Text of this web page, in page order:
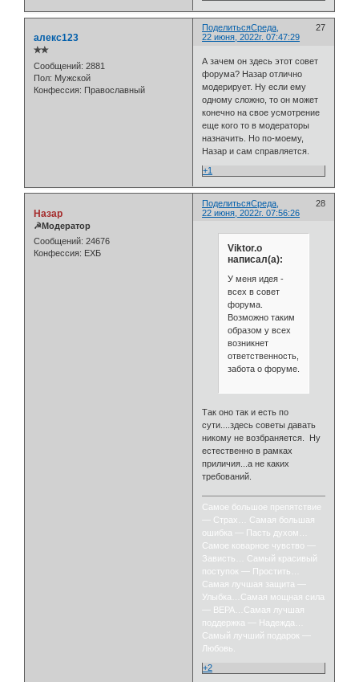
Поделиться 27
Среда,
22 июня, 2022г. 07:47:29
алекс123
✯✯
Сообщений: 2881
Пол: Мужской
Конфессия: Православный
А зачем он здесь этот совет
форума? Назар отлично
модерирует. Ну если ему
одному сложно, то он может
конечно на свое усмотрение
еще кого то в модераторы
назначить. Но по-моему,
Назар и сам справляется.
+1
Поделиться 28
Среда,
22 июня, 2022г. 07:56:26
Назар
☭Модератор
Сообщений: 24676
Конфессия: ЕХБ
Viktor.o
написал(а):
У меня идея -
всех в совет
форума.
Возможно таким
образом у всех
возникнет
ответственность,
забота о форуме.
Так оно так и есть по
сути....здесь советы давать
никому не возбраняется. Ну
естественно в рамках
приличия...а не каких
требований.
Самое большое препятствие
— Страх… Самая большая
ошибка — Пасть духом…
Самое коварное чувство —
Зависть… Самый красивый
поступок — Простить…
Самая лучшая защита —
Улыбка…Самая мощная сила
— ВЕРА…Самая лучшая
поддержка — Надежда…
Самый лучший подарок —
Любовь.
+2